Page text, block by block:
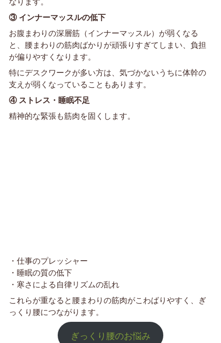
③ インナーマッスルの低下
お腹まわりの深層筋（インナーマッスル）が弱くなる
と、腰まわりの筋肉ばかりが頑張りすぎてしまい、負担
が偏りやすくなります。
特にデスクワークが多い方は、気づかないうちに体幹の
支えが弱くなっていることもあります。
④ ストレス・睡眠不足
精神的な緊張も筋肉を固くします。
・仕事のプレッシャー
・睡眠の質の低下
・寒さによる自律リズムの乱れ
これらが重なると腰まわりの筋肉がこわばりやすく、ぎ
っくり腰につながります。
ぎっくり腰のお悩み